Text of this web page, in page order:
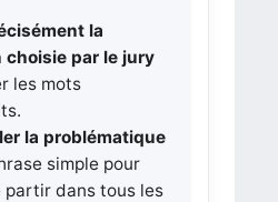
la
choisie par le jury
les mots
la problématique
simple pour
dans tous les